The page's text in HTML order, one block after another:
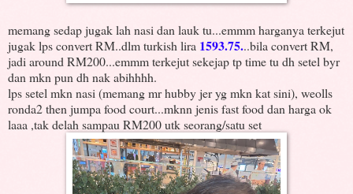
memang sedap jugak lah nasi dan lauk tu...emmm harganya terkejut
jugak lps convert RM..dlm turkish lira 1593.75...bila convert RM,
jadi around RM200...emmm terkejut sekejap tp time tu dh setel byr
dan mkn pun dh nak abihhhh.
lps setel mkn nasi (memang mr hubby jer yg mkn kat sini), weolls
ronda2 then jumpa food court...mknn jenis fast food dan harga ok
laaa ,tak delah sampau RM200 utk seorang/satu set